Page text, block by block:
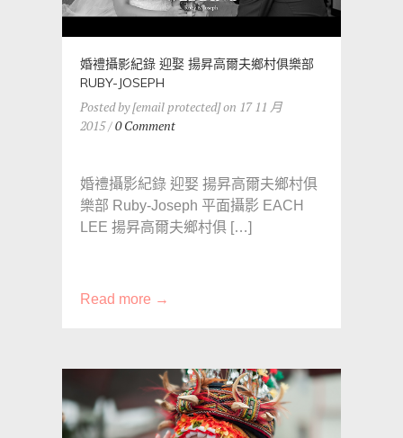
婚禮攝影紀錄 迎娶 揚昇高爾夫鄉村俱樂部
RUBY-JOSEPH
Posted by [email protected] on 17 11 月
2015 /0 Comment
婚禮攝影紀錄 迎娶 揚昇高爾夫鄉村俱
樂部 Ruby-Joseph 平面攝影 EACH
LEE 揚昇高爾夫鄉村俱 […]
Read more →